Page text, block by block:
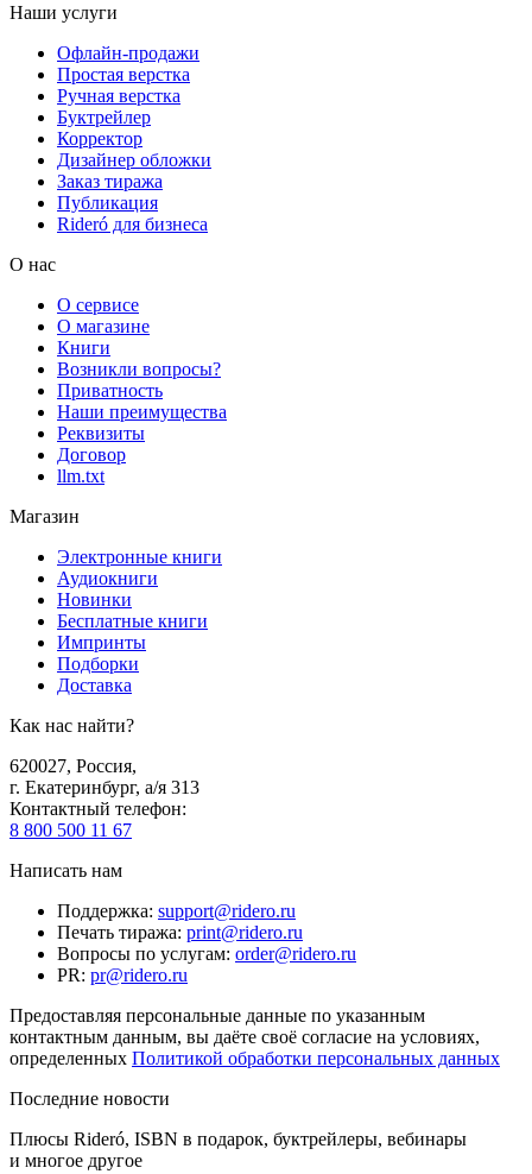
Наши услуги
Офлайн-продажи
Простая верстка
Ручная верстка
Буктрейлер
Корректор
Дизайнер обложки
Заказ тиража
Публикация
Rideró для бизнеса
О нас
О сервисе
О магазине
Книги
Возникли вопросы?
Приватность
Наши преимущества
Реквизиты
Договор
llm.txt
Магазин
Электронные книги
Аудиокниги
Новинки
Бесплатные книги
Импринты
Подборки
Доставка
Как нас найти?
620027, Россия,
г. Екатеринбург, а/я 313
Контактный телефон:
8 800 500 11 67
Написать нам
Поддержка: support@ridero.ru
Печать тиража: print@ridero.ru
Вопросы по услугам: order@ridero.ru
PR: pr@ridero.ru
Предоставляя персональные данные по указанным
контактным данным, вы даёте своё согласие на условиях,
определенных Политикой обработки персональных данных
Последние новости
Плюсы Rideró, ISBN в подарок, буктрейлеры, вебинары
и многое другое